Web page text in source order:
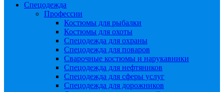
Спецодежда
Профессии
Костюмы для рыбалки
Костюмы для охоты
Спецодежда для охраны
Спецодежда для поваров
Сварочные костюмы и нарукавники
Спецодежда для нефтяников
Спецодежда для сферы услуг
Спецодежда для дорожников